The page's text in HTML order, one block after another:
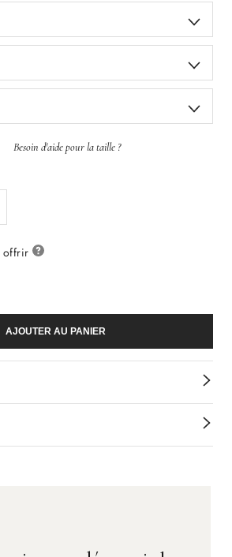
Besoin d'aide pour la taille ?
offrir
AJOUTER AU PANIER